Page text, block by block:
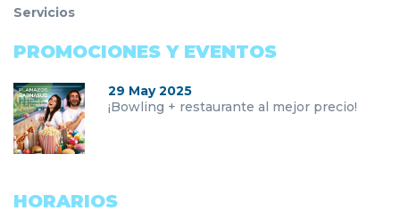
Servicios
PROMOCIONES Y EVENTOS
29 May 2025
¡Bowling + restaurante al mejor precio!
HORARIOS